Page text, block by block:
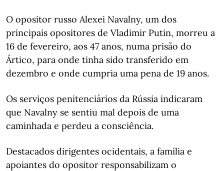
O opositor russo Alexei Navalny, um dos
principais opositores de Vladimir Putin, morreu a
16 de fevereiro, aos 47 anos, numa prisão do
Ártico, para onde tinha sido transferido em
dezembro e onde cumpria uma pena de 19 anos.
Os serviços penitenciários da Rússia indicaram
que Navalny se sentiu mal depois de uma
caminhada e perdeu a consciência.
Destacados dirigentes ocidentais, a família e
apoiantes do opositor responsabilizam o